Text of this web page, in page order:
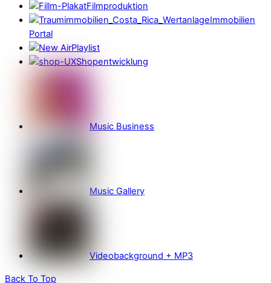
Filmproduktion
Immobilien
Portal
Playlist
Shopentwicklung
Music Business
Music Gallery
Videobackground + MP3
Back To Top